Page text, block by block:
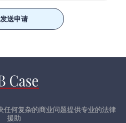
发送申请
任何复杂的商业问题提供专业的法律
援助